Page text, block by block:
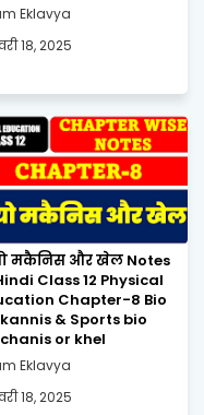
Eklavya
18, 2025
मकैनिस और खेल Notes
Class 12 Physical
Chapter-8 Bio
& Sports bio
or khel
Eklavya
18, 2025